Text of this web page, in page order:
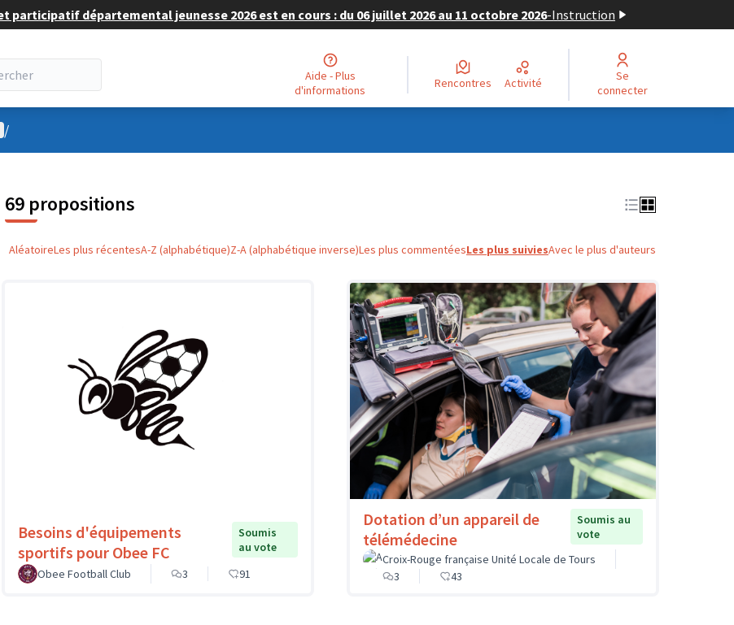
départemental jeunesse 2026 est en cours : du 06 juillet 2026 au 11 octobre 2026-Instruction
Aide - Plus
d'informations
Rencontres Activité
Se
connecter
utilisateur
/
69 propositions
AléatoireLes plus récentesA-Z (alphabétique)Z-A (alphabétique inverse)Les plus commentéesLes plus suiviesAvec le plus d'auteurs
Besoins d'équipements
sportifs pour Obee FC
Soumis
au vote
Obee Football Club
3 91
Dotation d’un appareil de
télémédecine
Soumis au
vote
Croix-Rouge française Unité Locale de Tours
3
43